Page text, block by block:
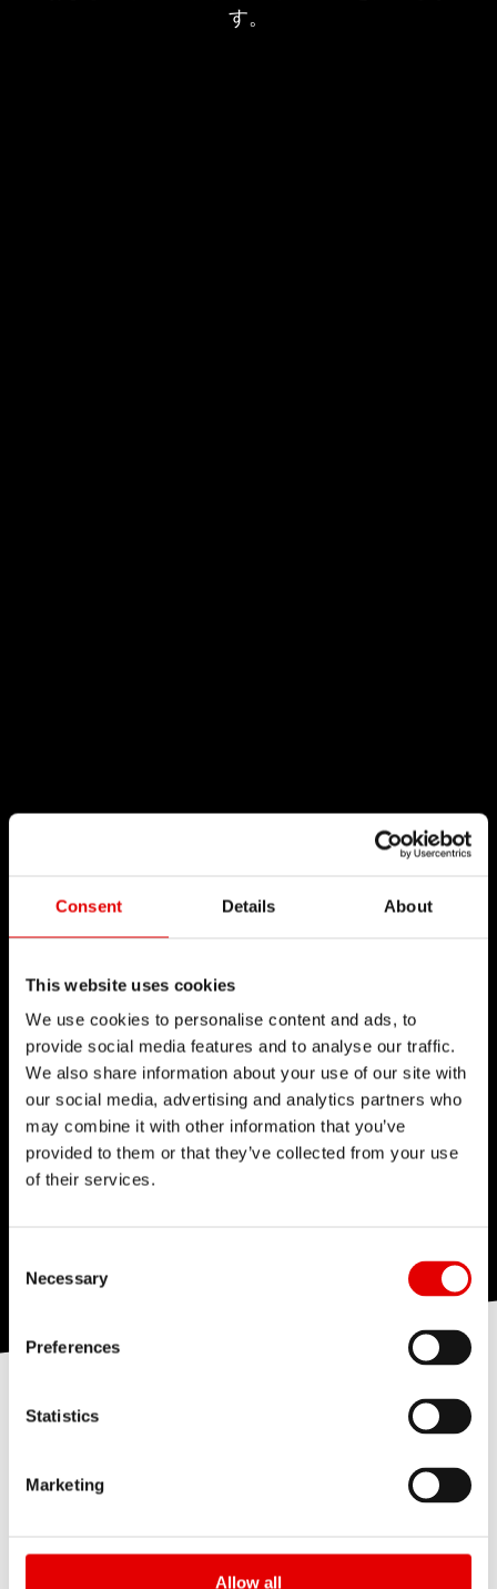
Consent Details About
This website uses cookies
We use cookies to personalise content and ads, to
provide social media features and to analyse our traffic.
We also share information about your use of our site with
our social media, advertising and analytics partners who
may combine it with other information that you’ve
provided to them or that they’ve collected from your use
of their services.
Necessary
Preferences
Statistics
Marketing
Allow all
す。
特許取得済みのPLUSHPORTは、ストロークに応じ
たコンプレッションダンピングを生み、小さなバン
プ感度、ミッドストロークサポート、およびボトム